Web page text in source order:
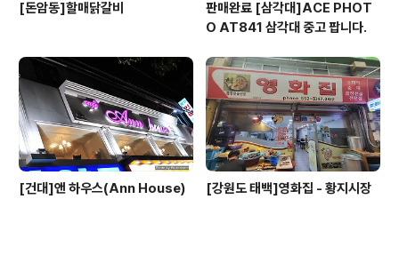
[돈암동]할매닭갈비
판매완료 [삼각대]ACE PHOT
O AT841 삼각대 중고 팝니다.
[건대]앤 하우스(Ann House) [강원도 태백]영화집 - 황지시장